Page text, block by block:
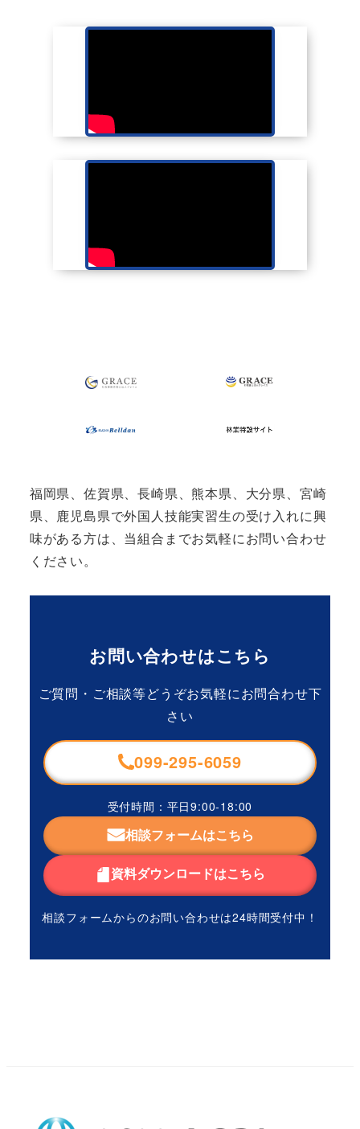
福岡県、佐賀県、長崎県、熊本県、大分県、宮崎
県、鹿児島県で外国人技能実習生の受け入れに興
味がある方は、当組合までお気軽にお問い合わせ
ください。
お問い合わせはこちら
ご質問・ご相談等どうぞお気軽にお問合わせ下
さい
相談フォームはこちら
資料ダウンロードはこちら
099-295-6059
受付時間：平日9:00-18:00
相談フォームからのお問い合わせは24時間受付中！